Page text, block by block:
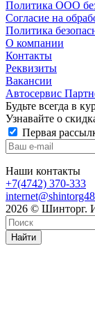
Политика ООО
Согласие на
Политика
О компании
Контакты
Реквизиты
Вакансии
Автосервис
Будьте всегда в
Узнавайте о
Первая
Наши контакты
+7(4742) 370-333
2026 © Шинторг.
Найти